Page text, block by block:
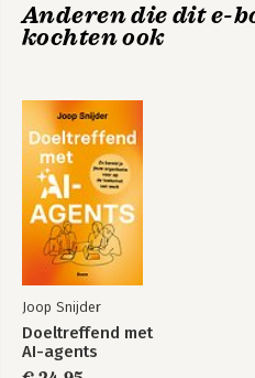
Het boek voor
jonge teamleiders
Bekijk alle boeken
Dankwoord 171
Anderen die dit e-
kochten ook
Joop Snijder
Doeltreffend met
AI-agents